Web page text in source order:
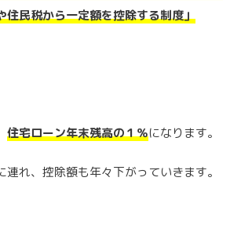
住民税から一定額を控除する制度」
住宅ローン年末残高の１％になります。
連れ、控除額も年々下がっていきます。